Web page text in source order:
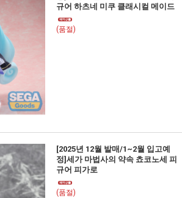
규어 하츠네 미쿠 클래시컬 메이드
(품절)
[2025년 12월 발매/1~2월 입고예
정]세가 마법사의 약속 쵸코노세 피
규어 피가로
(품절)